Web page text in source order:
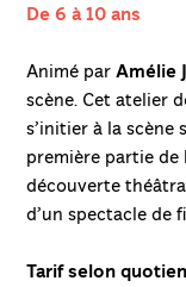
De 6 à 10 ans
Animé parAmélie
scène. Cet atelier
s’initier à la scène
première partie de
découverte
d’un spectacle de
Tarif selon